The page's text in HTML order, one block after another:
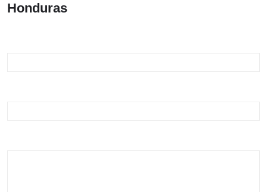
Honduras